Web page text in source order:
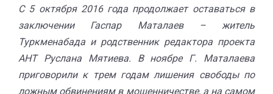
С 5 октября 2016 года продолжает оставаться в
заключении Гаспар Маталаев – житель
Туркменабада и родственник редактора проекта
АНТ Руслана Мятиева. В ноябре Г. Маталаева
приговорили к трем годам лишения свободы по
ложным обвинениям в мошенничестве, а на самом